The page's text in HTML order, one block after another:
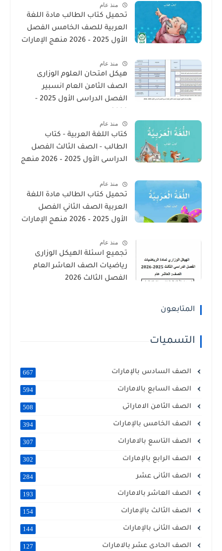
منذ عام
تحميل كتاب الطالب مادة اللغة
العربية للصف الخامس الفصل
الأول 2025 – 2026 منهج الإمارات
منذ عام
هيكل امتحان العلوم الوزارى
الصف الثامن العام انسبير
الفصل الدراسى الأول 2025 -
منذ عام
كتاب اللغة العربية - كتاب
الطالب - الصف الثالث الفصل
الدراسى الأول 2025 – 2026 منهج
منذ عام
تحميل كتاب الطالب مادة اللغة
العربية الصف الثاني الفصل
الأول 2025 – 2026 منهج الإمارات
منذ عام
تجميع اسئلة الهيكل الوزارى
رياضيات الصف العاشر العام
الفصل الثالث 2026
المتابعون
التسميات
الصف السادس بالإمارات 667
الصف السابع بالامارات 594
الصف الثامن الاماراتى 508
الصف الخامس بالإمارات 394
الصف التاسع بالامارات 307
الصف الرابع بالإمارات 302
الصف الثانى عشر 284
الصف العاشر بالامارات 193
الصف الثالث بالإمارات 154
الصف الثانى بالإمارات 144
الصف الحادى عشر بالامارات 127